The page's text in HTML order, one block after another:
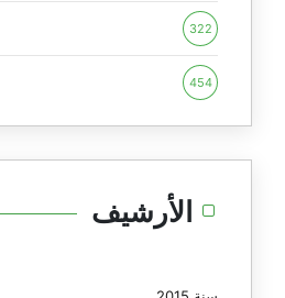
322
454
الأرشيف